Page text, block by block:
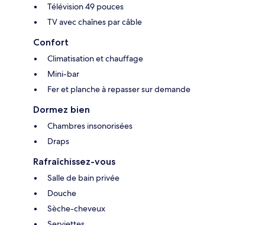
Télévision 49 pouces
TV avec chaînes par câble
Confort
Climatisation et chauffage
Mini-bar
Fer et planche à repasser sur demande
Dormez bien
Chambres insonorisées
Draps
Rafraîchissez-vous
Salle de bain privée
Douche
Sèche-cheveux